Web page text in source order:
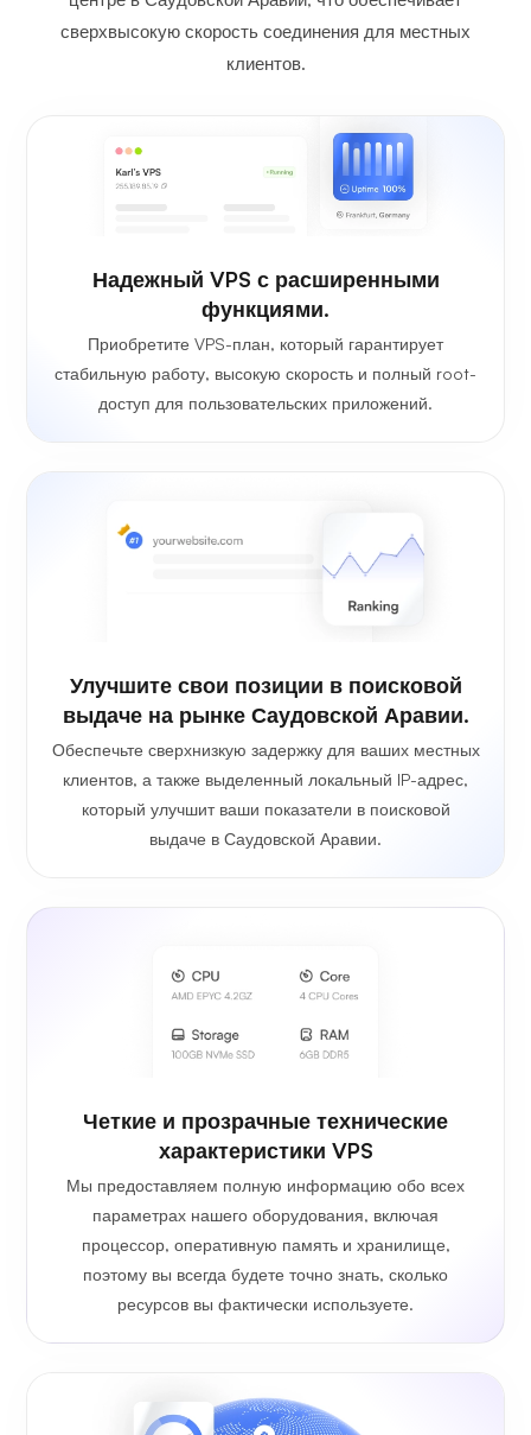
сверхвысокую скорость соединения для местных
клиентов.
Надежный VPS с расширенными
функциями.
Приобретите VPS-план, который гарантирует
стабильную работу, высокую скорость и полный root-
доступ для пользовательских приложений.
Улучшите свои позиции в поисковой
выдаче на рынке Саудовской Аравии.
Обеспечьте сверхнизкую задержку для ваших местных
клиентов, а также выделенный локальный IP-адрес,
который улучшит ваши показатели в поисковой
выдаче в Саудовской Аравии.
Четкие и прозрачные технические
характеристики VPS
Мы предоставляем полную информацию обо всех
параметрах нашего оборудования, включая
процессор, оперативную память и хранилище,
поэтому вы всегда будете точно знать, сколько
ресурсов вы фактически используете.